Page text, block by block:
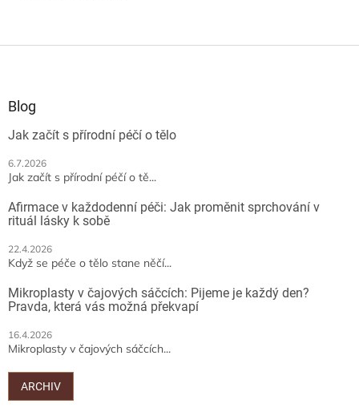
Blog
Jak začít s přírodní péčí o tělo
6.7.2026
Jak začít s přírodní péčí o tě...
Afirmace v každodenní péči: Jak proměnit sprchování v
rituál lásky k sobě
22.4.2026
Když se péče o tělo stane něčí...
Mikroplasty v čajových sáčcích: Pijeme je každý den?
Pravda, která vás možná překvapí
16.4.2026
Mikroplasty v čajových sáčcích...
ARCHIV